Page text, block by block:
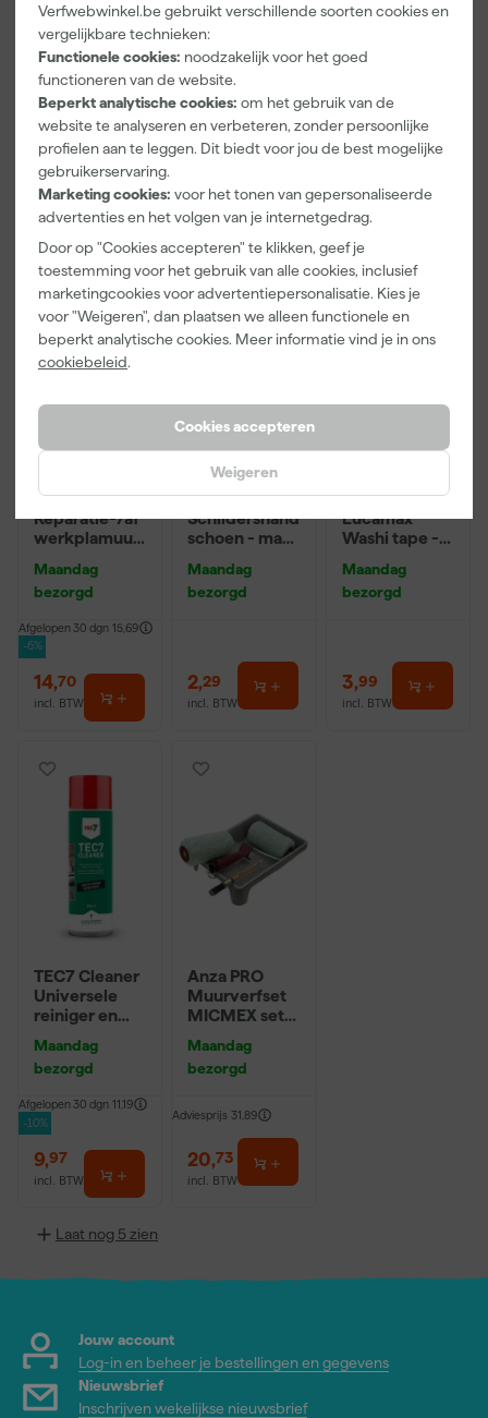
Verfwebwinkel.be gebruikt verschillende soorten cookies en
vergelijkbare technieken:
Functionele cookies: noodzakelijk voor het goed
functioneren van de website.
Beperkt analytische cookies: om het gebruik van de
website te analyseren en verbeteren, zonder persoonlijke
profielen aan te leggen. Dit biedt voor jou de best mogelijke
gebruikerservaring.
Marketing cookies: voor het tonen van gepersonaliseerde
advertenties en het volgen van je internetgedrag.
Door op "Cookies accepteren" te klikken, geef je
toestemming voor het gebruik van alle cookies, inclusief
marketingcookies voor advertentiepersonalisatie. Kies je
voor "Weigeren", dan plaatsen we alleen functionele en
beperkt analytische cookies. Meer informatie vind je in ons
cookiebeleid.
Cookies accepteren
Weigeren
Repair Care
DRY FIX UNI
100 + 300ml
bezorgd
92,54
incl. BTW
Repair Care
EASY Q RVS
modelleerme
ssenset
60,39
incl. BTW
TEC7 Filler
werkplamuur
300ml
Afgelopen 30 dgn 6,49
5,98
incl. BTW
TEC7 Filler
Reparatie-/af
werkplamuur
Maandag
bezorgd
Afgelopen 30 dgn 15,69
-6%
14,70
incl. BTW
Anza PRO
Schildershand
schoen - maat
Maandag
bezorgd
2,29
incl. BTW
Paintura
Lucamax
Washi tape -
Maandag
bezorgd
3,99
incl. BTW
TEC7 Cleaner
Universele
reiniger en
500ml
Maandag
bezorgd
Afgelopen 30 dgn 11,19
-10%
9,97
incl. BTW
Anza PRO
Muurverfset
MICMEX set
Maandag
bezorgd
Adviesprijs 31,89
20,73
incl. BTW
Laat nog 5 zien
Jouw account
Log-in en beheer je bestellingen en gegevens
Nieuwsbrief
Inschrijven wekelijkse nieuwsbrief